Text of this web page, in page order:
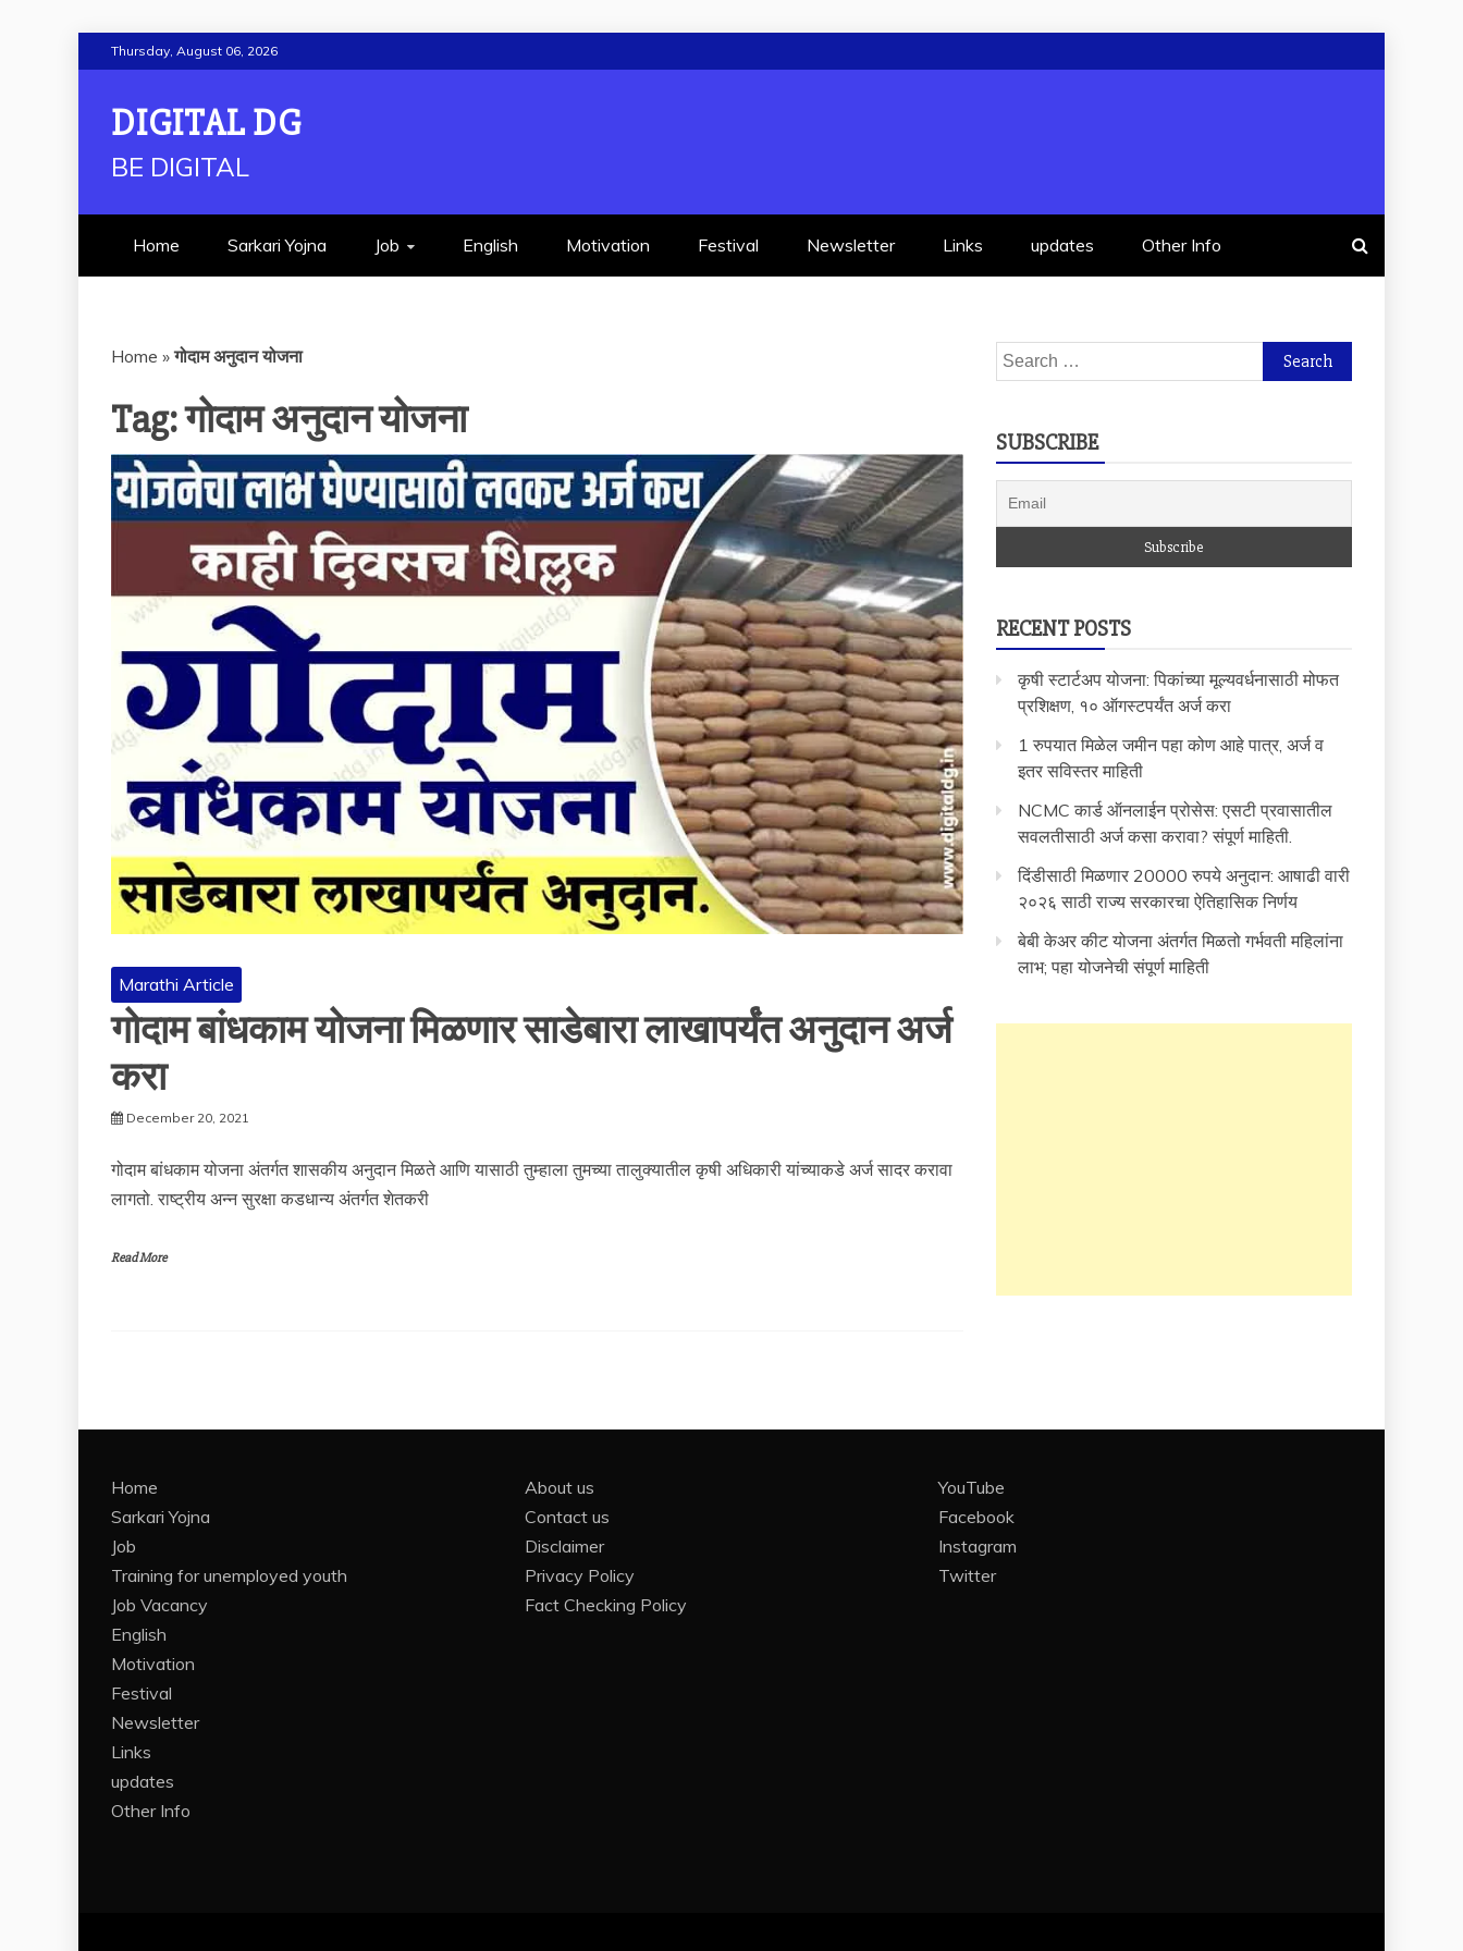
to
content
Thursday, August 06, 2026
DIGITAL DG
BE DIGITAL
Home Sarkari Yojna Job English Motivation Festival Newsletter Links updates Other Info
Home »गोदाम अनुदान योजना
Tag:गोदाम अनुदान योजना
Marathi Article
गोदाम बांधकाम योजना मिळणार साडेबारा लाखापर्यंत अनुदान अर्ज
करा
December 20, 2021
गोदाम बांधकाम योजना अंतर्गत शासकीय अनुदान मिळते आणि यासाठी तुम्हाला तुमच्या तालुक्यातील कृषी अधिकारी यांच्याकडे अर्ज सादर करावा
लागतो. राष्ट्रीय अन्न सुरक्षा कडधान्य अंतर्गत शेतकरी
Read More
Search
for:
SUBSCRIBE
RECENT POSTS
कृषी स्टार्टअप योजना: पिकांच्या मूल्यवर्धनासाठी मोफत
प्रशिक्षण, १० ऑगस्टपर्यंत अर्ज करा
1 रुपयात मिळेल जमीन पहा कोण आहे पात्र, अर्ज व
इतर सविस्तर माहिती
NCMC कार्ड ऑनलाईन प्रोसेस: एसटी प्रवासातील
सवलतीसाठी अर्ज कसा करावा? संपूर्ण माहिती.
दिंडीसाठी मिळणार 20000 रुपये अनुदान: आषाढी वारी
२०२६ साठी राज्य सरकारचा ऐतिहासिक निर्णय
बेबी केअर कीट योजना अंतर्गत मिळतो गर्भवती महिलांना
लाभ; पहा योजनेची संपूर्ण माहिती
Home
Sarkari Yojna
Job
Training for unemployed youth
Job Vacancy
English
Motivation
Festival
Newsletter
Links
updates
Other Info
About us
Contact us
Disclaimer
Privacy Policy
Fact Checking Policy
YouTube
Facebook
Instagram
Twitter